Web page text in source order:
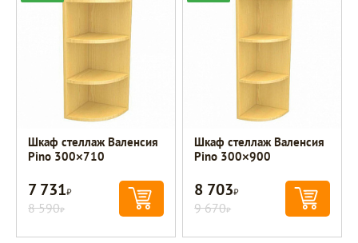
Шкаф стеллаж Валенсия
Pino 300×710
7 731Р
8 590Р
Шкаф стеллаж Валенсия
Pino 300×900
8 703Р
9 670Р